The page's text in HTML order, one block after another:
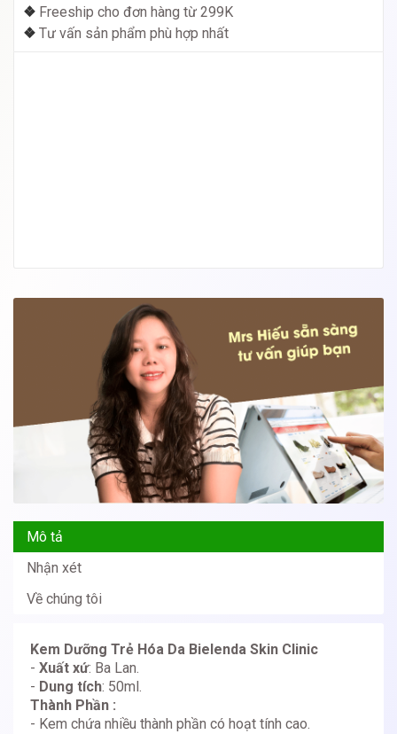
❖ Freeship cho đơn hàng từ 299K
❖ Tư vấn sản phẩm phù hợp nhất
Mô tả
Nhận xét
Về chúng tôi
Kem Dưỡng Trẻ Hóa Da Bielenda Skin Clinic
- Xuất xứ: Ba Lan.
- Dung tích: 50ml.
Thành Phần :
- Kem chứa nhiều thành phần có hoạt tính cao.